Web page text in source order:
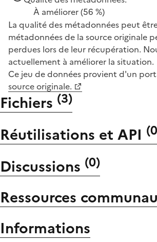
À améliorer(56 %)
La qualité des métadonnées peut
métadonnées de la source originale
perdues lors de leur récupération.
actuellement à améliorer la situation.
Ce jeu de données provient d'un
source originale.
Fichiers (3)
Réutilisations et API (0
Discussions (0)
Ressources
Informations